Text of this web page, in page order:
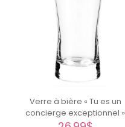
Verre à bière « Tu es un
concierge exceptionnel »